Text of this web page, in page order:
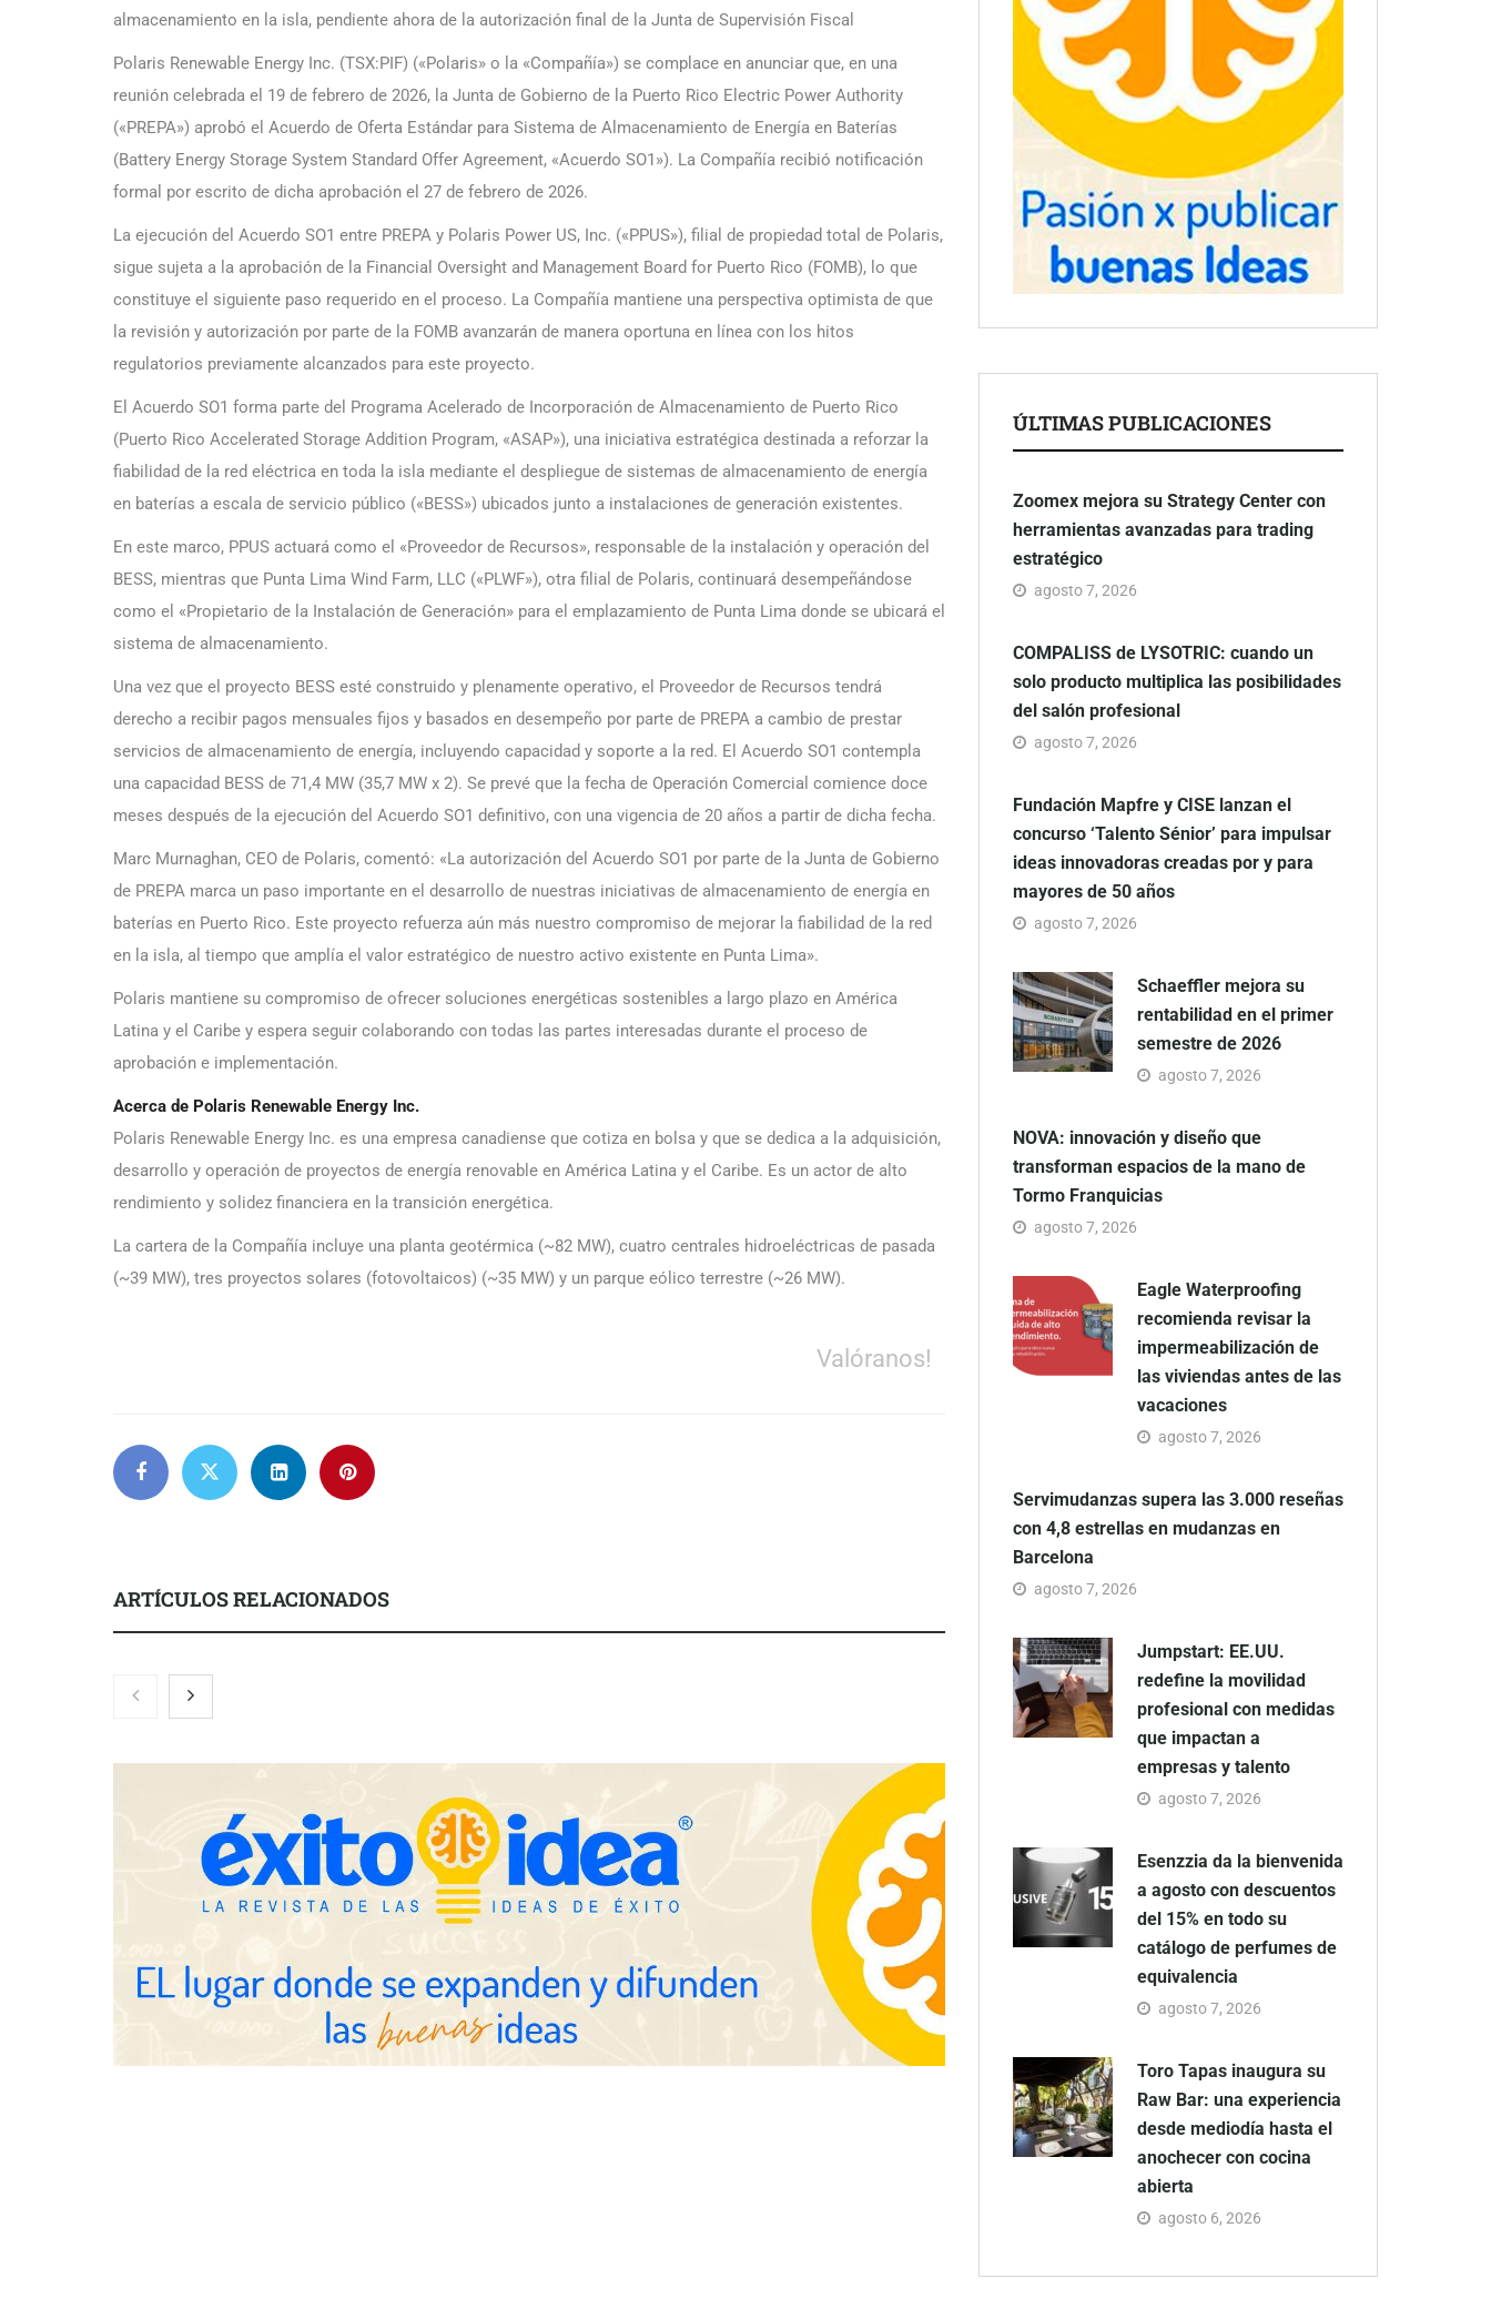
almacenamiento en la isla, pendiente ahora de la autorización final de la Junta de Supervisión Fiscal
Polaris Renewable Energy Inc. (TSX:PIF) («Polaris» o la «Compañía») se complace en anunciar que, en una
reunión celebrada el 19 de febrero de 2026, la Junta de Gobierno de la Puerto Rico Electric Power Authority
(«PREPA») aprobó el Acuerdo de Oferta Estándar para Sistema de Almacenamiento de Energía en Baterías
(Battery Energy Storage System Standard Offer Agreement, «Acuerdo SO1»). La Compañía recibió notificación
formal por escrito de dicha aprobación el 27 de febrero de 2026.
La ejecución del Acuerdo SO1 entre PREPA y Polaris Power US, Inc. («PPUS»), filial de propiedad total de Polaris,
sigue sujeta a la aprobación de la Financial Oversight and Management Board for Puerto Rico (FOMB), lo que
constituye el siguiente paso requerido en el proceso. La Compañía mantiene una perspectiva optimista de que
la revisión y autorización por parte de la FOMB avanzarán de manera oportuna en línea con los hitos
regulatorios previamente alcanzados para este proyecto.
El Acuerdo SO1 forma parte del Programa Acelerado de Incorporación de Almacenamiento de Puerto Rico
(Puerto Rico Accelerated Storage Addition Program, «ASAP»), una iniciativa estratégica destinada a reforzar la
fiabilidad de la red eléctrica en toda la isla mediante el despliegue de sistemas de almacenamiento de energía
en baterías a escala de servicio público («BESS») ubicados junto a instalaciones de generación existentes.
En este marco, PPUS actuará como el «Proveedor de Recursos», responsable de la instalación y operación del
BESS, mientras que Punta Lima Wind Farm, LLC («PLWF»), otra filial de Polaris, continuará desempeñándose
como el «Propietario de la Instalación de Generación» para el emplazamiento de Punta Lima donde se ubicará el
sistema de almacenamiento.
Una vez que el proyecto BESS esté construido y plenamente operativo, el Proveedor de Recursos tendrá
derecho a recibir pagos mensuales fijos y basados en desempeño por parte de PREPA a cambio de prestar
servicios de almacenamiento de energía, incluyendo capacidad y soporte a la red. El Acuerdo SO1 contempla
una capacidad BESS de 71,4 MW (35,7 MW x 2). Se prevé que la fecha de Operación Comercial comience doce
meses después de la ejecución del Acuerdo SO1 definitivo, con una vigencia de 20 años a partir de dicha fecha.
Marc Murnaghan, CEO de Polaris, comentó: «La autorización del Acuerdo SO1 por parte de la Junta de Gobierno
de PREPA marca un paso importante en el desarrollo de nuestras iniciativas de almacenamiento de energía en
baterías en Puerto Rico. Este proyecto refuerza aún más nuestro compromiso de mejorar la fiabilidad de la red
en la isla, al tiempo que amplía el valor estratégico de nuestro activo existente en Punta Lima».
Polaris mantiene su compromiso de ofrecer soluciones energéticas sostenibles a largo plazo en América
Latina y el Caribe y espera seguir colaborando con todas las partes interesadas durante el proceso de
aprobación e implementación.
Acerca de Polaris Renewable Energy Inc.
Polaris Renewable Energy Inc. es una empresa canadiense que cotiza en bolsa y que se dedica a la adquisición,
desarrollo y operación de proyectos de energía renovable en América Latina y el Caribe. Es un actor de alto
rendimiento y solidez financiera en la transición energética.
La cartera de la Compañía incluye una planta geotérmica (~82 MW), cuatro centrales hidroeléctricas de pasada
(~39 MW), tres proyectos solares (fotovoltaicos) (~35 MW) y un parque eólico terrestre (~26 MW).
Valóranos!
ARTÍCULOS RELACIONADOS
Zoomex mejora su Strategy Center
con herramientas avanzadas para
creadas por y para mayores de 50
Schaeffler mejora su rentabilidad
NOVA: innovación y diseño que
transforman espacios de la mano
de Tormo Franquicias
Eagle Waterproofing recomienda
revisar la impermeabilización de
ÚLTIMAS PUBLICACIONES
Zoomex mejora su Strategy Center con
herramientas avanzadas para trading
estratégico
agosto 7, 2026
COMPALISS de LYSOTRIC: cuando un
solo producto multiplica las posibilidades
del salón profesional
agosto 7, 2026
Fundación Mapfre y CISE lanzan el
concurso ‘Talento Sénior’ para impulsar
ideas innovadoras creadas por y para
mayores de 50 años
agosto 7, 2026
Schaeffler mejora su
rentabilidad en el primer
semestre de 2026
agosto 7, 2026
NOVA: innovación y diseño que
transforman espacios de la mano de
Tormo Franquicias
agosto 7, 2026
Eagle Waterproofing
recomienda revisar la
impermeabilización de
las viviendas antes de las
vacaciones
agosto 7, 2026
Servimudanzas supera las 3.000 reseñas
con 4,8 estrellas en mudanzas en
Barcelona
agosto 7, 2026
Jumpstart: EE.UU.
redefine la movilidad
profesional con medidas
que impactan a
empresas y talento
agosto 7, 2026
Esenzzia da la bienvenida
a agosto con descuentos
del 15% en todo su
catálogo de perfumes de
equivalencia
agosto 7, 2026
Toro Tapas inaugura su
Raw Bar: una experiencia
desde mediodía hasta el
anochecer con cocina
abierta
agosto 6, 2026